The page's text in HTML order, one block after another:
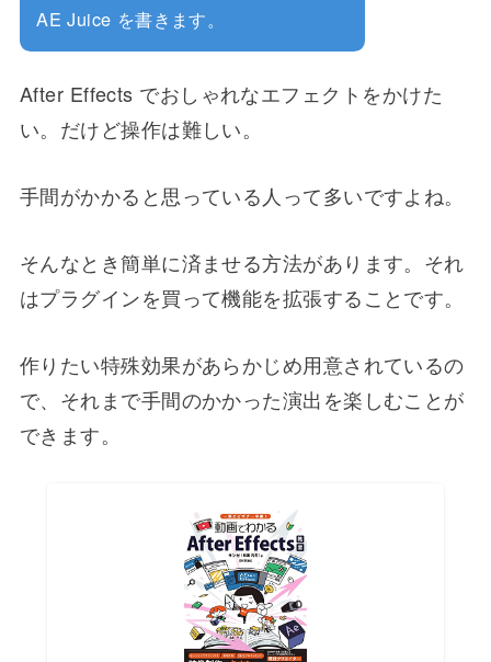
AE Juice を書きます。
After Effects でおしゃれなエフェクトをかけた
い。だけど操作は難しい。
手間がかかると思っている人って多いですよね。
そんなとき簡単に済ませる方法があります。それ
はプラグインを買って機能を拡張することです。
作りたい特殊効果があらかじめ用意されているの
で、それまで手間のかかった演出を楽しむことが
できます。